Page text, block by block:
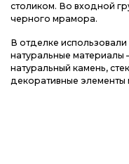
столиком. Во входной
черного мрамора.
В отделке
натуральные материалы
натуральный камень,
декоративные элементы